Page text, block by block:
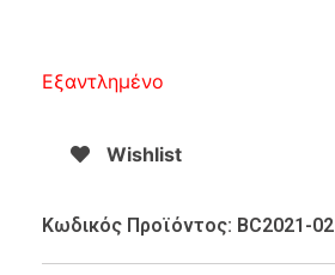
Εξαντλημένο
Wishlist
Κωδικός Προϊόντος: BC2021-02